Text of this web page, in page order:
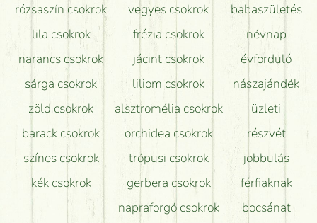
rózsaszín csokrok
lila csokrok
narancs csokrok
sárga csokrok
zöld csokrok
barack csokrok
színes csokrok
kék csokrok
vegyes csokrok
frézia csokrok
jácint csokrok
liliom csokrok
alsztromélia csokrok
orchidea csokrok
trópusi csokrok
gerbera csokrok
napraforgó csokrok
babaszületés
névnap
évforduló
nászajándék
üzleti
részvét
jobbulás
férfiaknak
bocsánat